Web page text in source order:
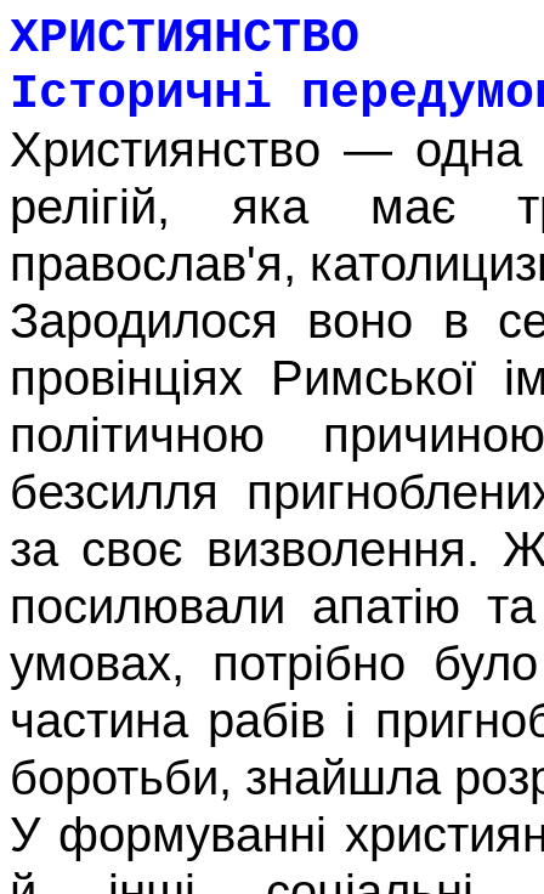
ХРИСТИЯНСТВО
Історичні
Християнство— одна
релігій, яка має
православ'я,
Зародилося воно в
провінціях Римської
політичною
безсилля
за своє визволен­ня.
посилювали апатію
умовах, потрібно
частина рабів і
боротьби, знайшла
У формуванні